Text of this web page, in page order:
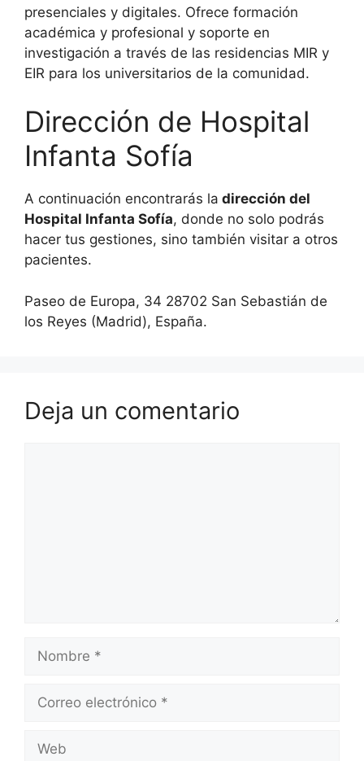
presenciales y digitales. Ofrece formación
académica y profesional y soporte en
investigación a través de las residencias MIR y
EIR para los universitarios de la comunidad.
Dirección de Hospital
Infanta Sofía
A continuación encontrarás la dirección del
Hospital Infanta Sofía, donde no solo podrás
hacer tus gestiones, sino también visitar a otros
pacientes.
Paseo de Europa, 34 28702 San Sebastián de
los Reyes (Madrid), España.
Deja un comentario
electrónico